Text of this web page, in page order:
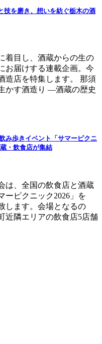
技を磨き、想いを紡ぐ栃木の酒
着目し、酒蔵からの生の
お届けする連載企画。今
造店を特集します。 那須
かす酒造り ―酒蔵の歴史
み歩きイベント「サマーピクニ
・飲食店が集結
は、全国の飲⾷店と酒蔵
ーピクニック2026」を
します。会場となるの
近隣エリアの飲食店5店舗